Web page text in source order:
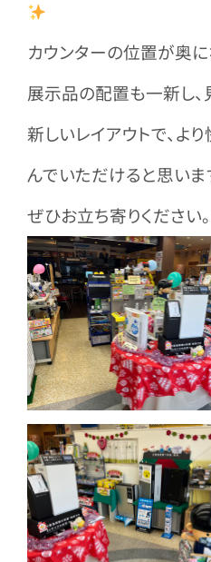
カウンターの位置が奥に
展示品の配置も一新し、
新しいレイアウトで、よ
んでいただけると思いま
ぜひお立ち寄りください